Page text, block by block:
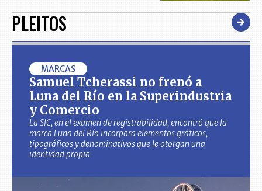
PLEITOS
MARCAS
Samuel Tcherassi no frenó a
Luna del Río en la Superindustria
y Comercio
La SIC, en el examen de registrabilidad, encontró que la
marca Luna del Río incorpora elementos gráficos,
tipográficos y denominativos que le otorgan una
identidad propia